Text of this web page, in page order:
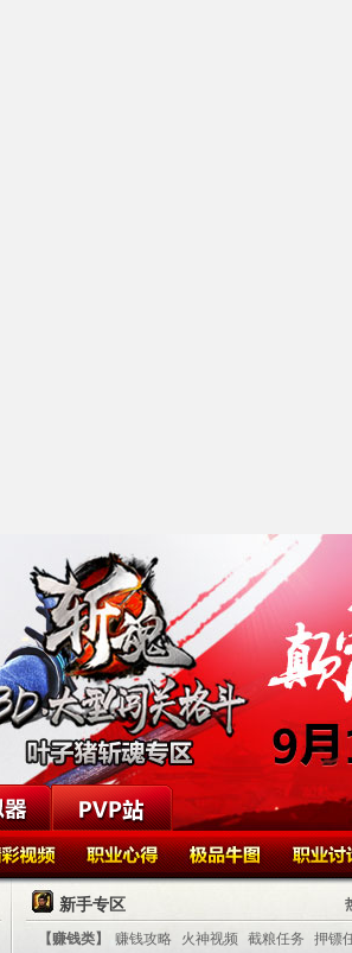
新手专区
【赚钱类】 赚钱攻略 火神视频 截粮任务
押镖